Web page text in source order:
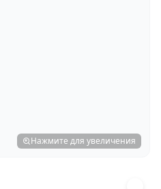
Нажмите для увеличения